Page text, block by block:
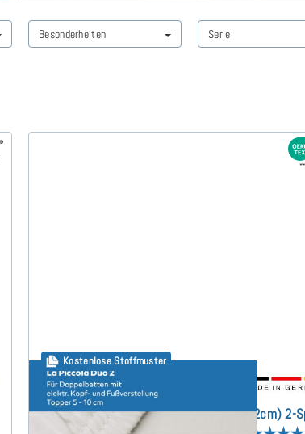
Besonderheiten Serie
Kostenlose Stoffmuster
Bella Gracia La Piccola DUO2 (bis 12cm) 2-